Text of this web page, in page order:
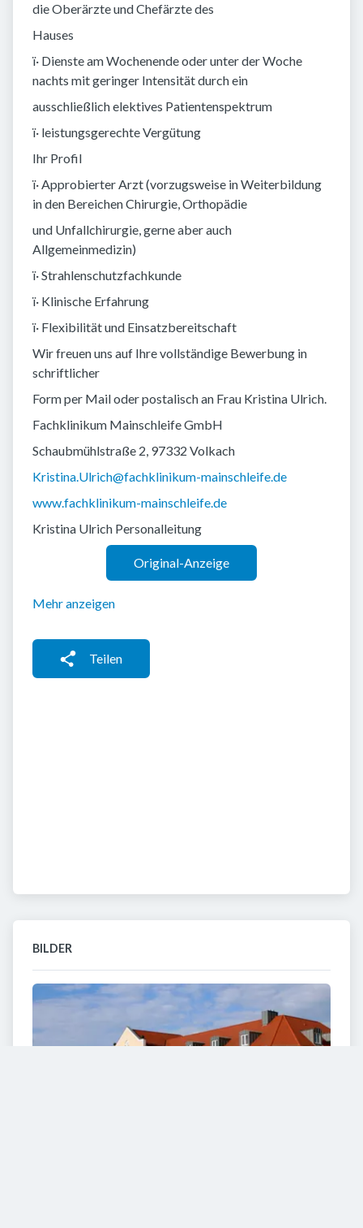
die Oberärzte und Chefärzte des
Hauses
ï· Dienste am Wochenende oder unter der Woche
nachts mit geringer Intensität durch ein
ausschließlich elektives Patientenspektrum
ï· leistungsgerechte Vergütung
Ihr Profil
ï· Approbierter Arzt (vorzugsweise in Weiterbildung
in den Bereichen Chirurgie, Orthopädie
und Unfallchirurgie, gerne aber auch
Allgemeinmedizin)
ï· Strahlenschutzfachkunde
ï· Klinische Erfahrung
ï· Flexibilität und Einsatzbereitschaft
Wir freuen uns auf Ihre vollständige Bewerbung in
schriftlicher
Form per Mail oder postalisch an Frau Kristina Ulrich.
Fachklinikum Mainschleife GmbH
Schaubmühlstraße 2, 97332 Volkach
Kristina.Ulrich@fachklinikum-mainschleife.de
www.fachklinikum-mainschleife.de
Kristina Ulrich Personalleitung
Original-Anzeige
Mehr anzeigen
Teilen
BILDER